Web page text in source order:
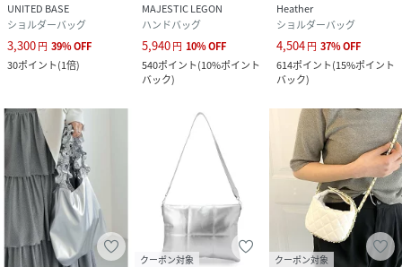
UNITED BASE
ショルダーバッグ
3,300円 39%OFF
30ポイント(1倍)
MAJESTIC LEGON
ハンドバッグ
5,940円 10%OFF
540ポイント(10%ポイント
バック)
Heather
ショルダーバッグ
4,504円 37%OFF
614ポイント(15%ポイント
バック)
クーポン対象 クーポン対象